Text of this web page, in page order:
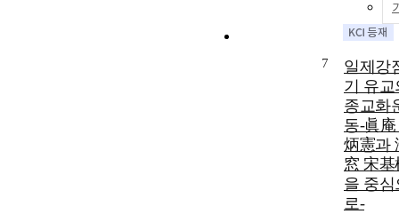
7
일제강
기 유교
종교화
동-眞庵
炳憲과
窓 宋基
을 중심
로-